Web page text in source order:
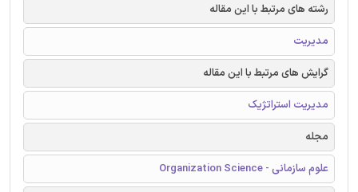
رشته های مرتبط با این مقاله
مدیریت
گرایش های مرتبط با این مقاله
مدیریت استراتژیک
مجله
علوم سازمانی - Organization Science